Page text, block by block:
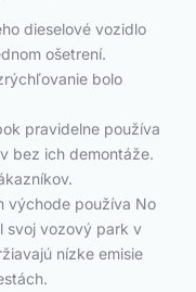
dieselové vozidlo
ošetrení.
bolo
pravidelne používa
bez ich demontáže.
východe používa No
svoj vozový park v
nízke emisie